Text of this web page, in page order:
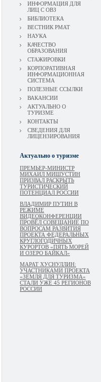
ИНФОРМАЦИЯ ДЛЯ
ЛИЦ С ОВЗ
БИБЛИОТЕКА
ВЕСТНИК РМАТ
НАУКА
КАЧЕСТВО
ОБРАЗОВАНИЯ
СТАЖИРОВКИ
КОРПОРАТИВНАЯ
ИНФОРМАЦИОННАЯ
СИСТЕМА
ПОЛЕЗНЫЕ ССЫЛКИ
ВАКАНСИИ
АКТУАЛЬНО О
ТУРИЗМЕ
КОНТАКТЫ
СВЕДЕНИЯ ДЛЯ
ЛИЦЕНЗИРОВАНИЯ
Актуально о туризме
ПРЕМЬЕР-МИНИСТР
МИХАИЛ МИШУСТИН
ПРИЗВАЛ РАСКРЫТЬ
ТУРИСТИЧЕСКИЙ
ПОТЕНЦИАЛ РОССИИ
ВЛАДИМИР ПУТИН В
РЕЖИМЕ
ВИДЕОКОНФЕРЕНЦИИ
ПРОВЁЛ СОВЕЩАНИЕ ПО
ВОПРОСАМ РАЗВИТИЯ
ПРОЕКТА ФЕДЕРАЛЬНЫХ
КРУГЛОГОДИЧНЫХ
КУРОРТОВ «ПЯТЬ МОРЕЙ
И ОЗЕРО БАЙКАЛ»
МАРАТ ХУСНУЛЛИН:
УЧАСТНИКАМИ ПРОЕКТА
«ЗЕМЛЯ ДЛЯ ТУРИЗМА»
СТАЛИ УЖЕ 45 РЕГИОНОВ
РОССИИ